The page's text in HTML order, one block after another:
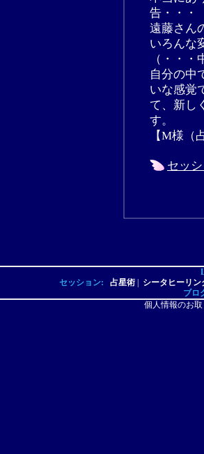
告・・・
遠藤さん
いろんな
（・・
自分の中
いな感覚
て、新し
す。
【M様
セッ
セッション:
占星術|
シータヒーリン
ブロ
個人情報のお